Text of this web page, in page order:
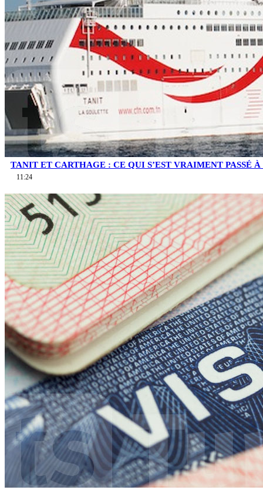
TANIT ET CARTHAGE : CE QUI S’EST VRAIMENT PASSÉ
11:24